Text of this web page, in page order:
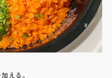
える。